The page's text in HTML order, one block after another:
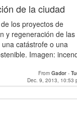
de la ciudad
los proyectos de
y regeneración de las
catástrofe o una
Imagen:
From Gador -
Dec. 9, 2013, 10:53